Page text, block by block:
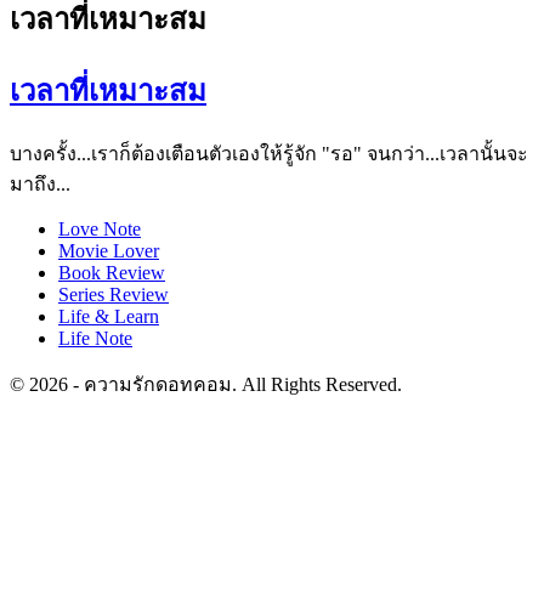
เวลาที่เหมาะสม
เวลาที่เหมาะสม
บางครั้ง...เราก็ต้องเตือนตัวเองให้รู้จัก "รอ" จนกว่า...เวลานั้นจะ
มาถึง...
Love Note
Movie Lover
Book Review
Series Review
Life & Learn
Life Note
© 2026 - ความรักดอทคอม. All Rights Reserved.